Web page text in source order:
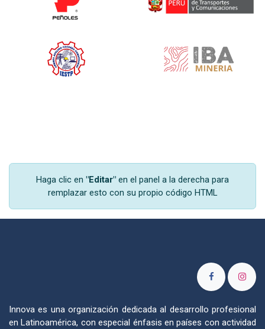
Haga clic en "Editar" en el panel a la derecha para
remplazar esto con su propio código HTML
Innova es una organización dedicada al desarrollo profesional
en Latinoamérica, con especial énfasis en países con actividad